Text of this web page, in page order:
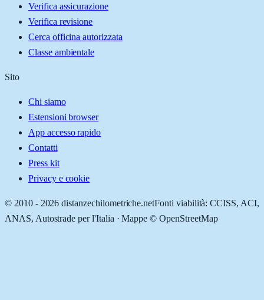
Verifica assicurazione
Verifica revisione
Cerca officina autorizzata
Classe ambientale
Sito
Chi siamo
Estensioni browser
App accesso rapido
Contatti
Press kit
Privacy e cookie
© 2010 - 2026 distanzechilometriche.netFonti viabilità: CCISS, ACI,
ANAS, Autostrade per l'Italia · Mappe © OpenStreetMap